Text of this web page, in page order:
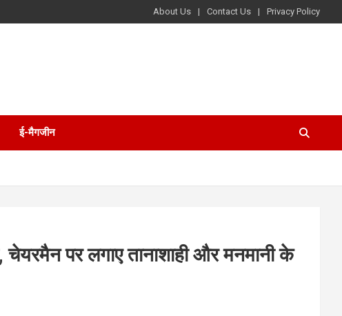
About Us Contact Us Privacy Policy
ई-मैगजीन
चेयरमैन पर लगाए तानाशाही और मनमानी के